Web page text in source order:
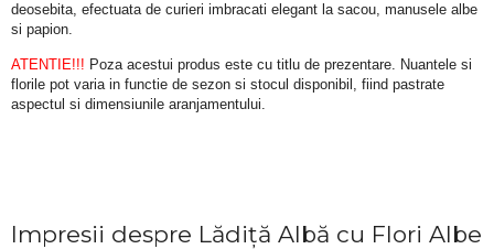
deosebita, efectuata de curieri imbracati elegant la sacou, manusele albe
si papion.
ATENTIE!!! Poza acestui produs este cu titlu de prezentare. Nuantele si
florile pot varia in functie de sezon si stocul disponibil, fiind pastrate
aspectul si dimensiunile aranjamentului.
Impresii despre Lădiță Albă cu Flori Albe